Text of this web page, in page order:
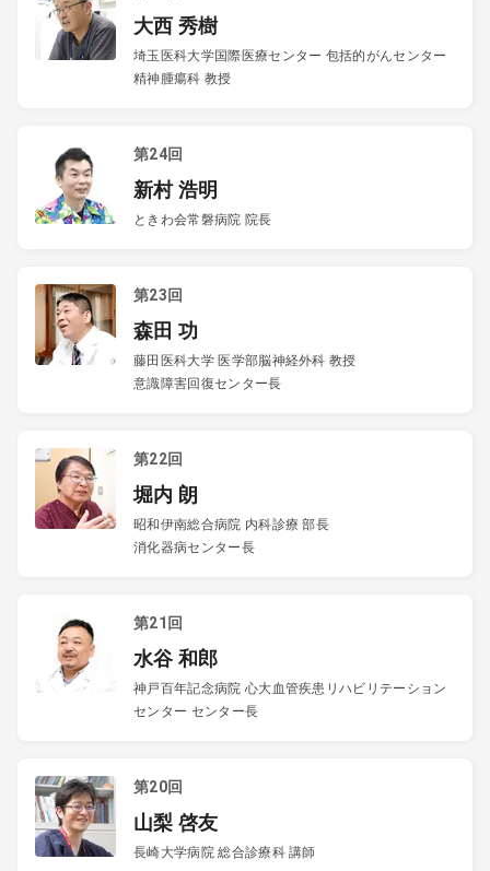
大西 秀樹
埼玉医科大学国際医療センター 包括的がんセンター
精神腫瘍科 教授
第24回
新村 浩明
ときわ会常磐病院 院長
第23回
森田 功
藤田医科大学 医学部脳神経外科 教授
意識障害回復センター長
第22回
堀内 朗
昭和伊南総合病院 内科診療 部長
消化器病センター長
第21回
水谷 和郎
神戸百年記念病院 心大血管疾患リハビリテーション
センター センター長
第20回
山梨 啓友
長崎大学病院 総合診療科 講師